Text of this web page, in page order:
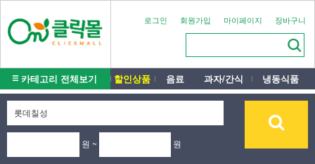
로그인 회원가입 마이페이지 장바구니
카테고리 전체보기 할인상품 음료 과자/간식 냉동식품
원 ~ 원